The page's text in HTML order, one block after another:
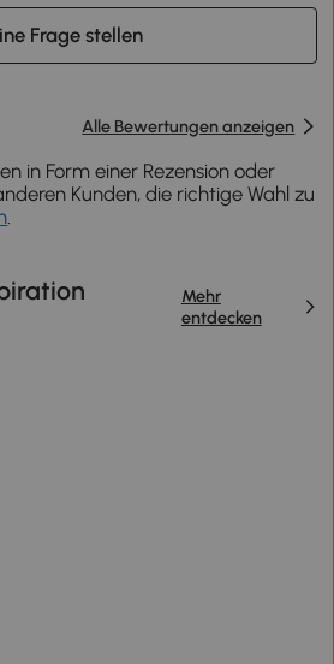
Frage stellen
Alle Bewertungen anzeigen
in Form einer Rezension oder
Kunden, die richtige Wahl zu
Mehr
entdecken